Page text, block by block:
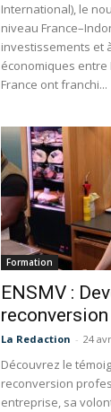
International), le
niveau
investissements et
économiques entre
France ont franchi...
Formation
ENSMV :
La Redaction - 24
Découvrez le
reconversion
entreprise, sa